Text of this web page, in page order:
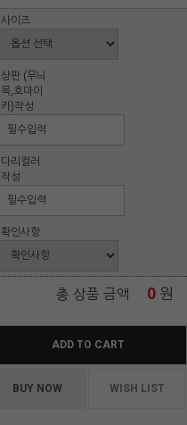
사이즈
상판 (무늬
목,호마이
카)작성
다리컬러
작성
확인사항
총 상품 금액 0 원
ADD TO CART
BUY NOW WISH LIST